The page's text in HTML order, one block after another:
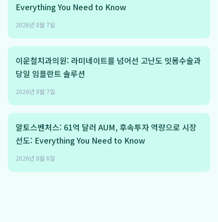
Everything You Need to Know
2026년 8월 7일
이운철치과의원: 라미네이트를 넘어선 고난도 잇몸수술과
당일 임플란트 솔루션
2026년 8월 7일
알토스벤처스: 61억 달러 AUM, 후속투자 역량으로 시장
선도: Everything You Need to Know
2026년 8월 6일